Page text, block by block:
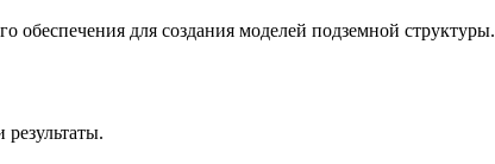
для создания моделей подземной структуры.